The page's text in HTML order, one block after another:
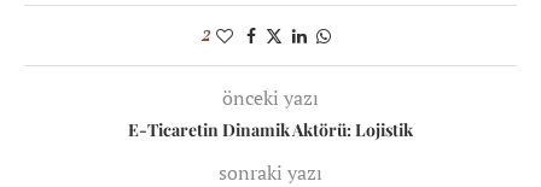
2
önceki yazı
E-Ticaretin Dinamik Aktörü: Lojistik
sonraki yazı